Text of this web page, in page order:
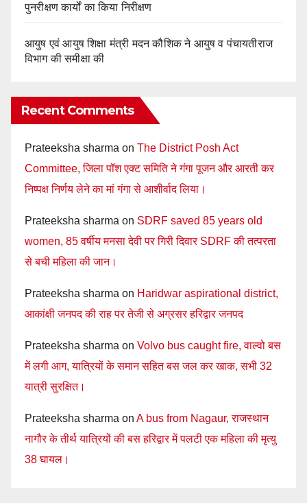
पुनरीक्षण कार्यों का किया निरीक्षण
आयुष एवं आयुष शिक्षा मंत्री मदन कौशिक ने आयुष व पंचायतीराज
विभाग की समीक्षा की
Recent Comments
Prateeksha sharma on The District Posh Act
Committee, जिला पॉश एक्ट समिति ने गंगा पूजन और आरती कर
निष्पक्ष निर्णय लेने का मां गंगा से आशीर्वाद लिया।
Prateeksha sharma on SDRF saved 85 years old
women, 85 वर्षीय मनसा देवी पर गिरी दिवार SDRF की तत्परता
से बची महिला की जान।
Prateeksha sharma on Haridwar aspirational district,
आकांक्षी जनपद की राह पर तेजी से अग्रसर हरिद्वार जनपद
Prateeksha sharma on Volvo bus caught fire, वाल्वो बस
में लगी आग, यात्रियों के समान सहित बस जल कर खाक, सभी 32
यात्री सुरक्षित।
Prateeksha sharma on A bus from Nagaur, राजस्थान
नागौर के तीर्थ यात्रियों की बस हरिद्वार में पलटी एक महिला की मृत्यु
38 घायल।